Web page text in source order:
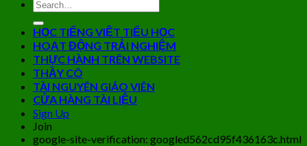
HỌC TIẾNG VIỆT TIỂU HỌC
HOẠT ĐỘNG TRẢI NGHIỆM
THỰC HÀNH TRÊN WEBSITE
THẦY CÔ
TÀI NGUYÊN GIÁO VIÊN
CỬA HÀNG TÀI LIỆU
Sign Up
Join
google-site-verification: googled562cd95f436163c.html